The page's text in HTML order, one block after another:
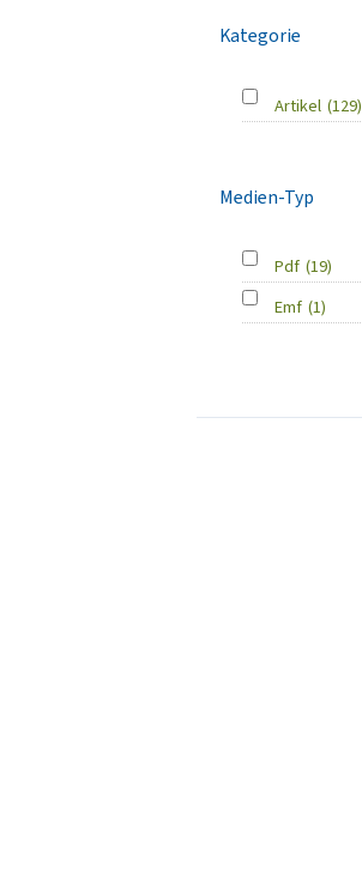
Kategorie
Artikel (129)
Medien-Typ
Pdf (19)
Emf (1)